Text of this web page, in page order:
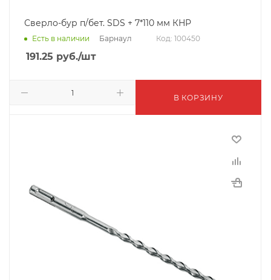
Сверло-бур п/бет. SDS + 7*110 мм КНР
Есть в наличии Барнаул Код: 100450
191.25 руб./шт
В КОРЗИНУ